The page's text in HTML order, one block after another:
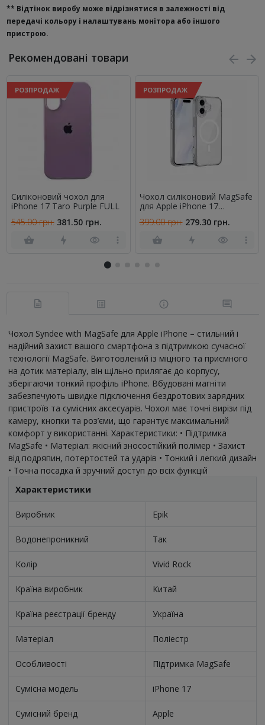
** Відтінок виробу може відрізнятися в залежності від
передачі кольору і налаштувань монітора або іншого
пристрою.
Рекомендовані товари
РОЗПРОДАЖ
Силіконовий чохол для
iPhone 17 Taro Purple FULL
545.00 грн. 381.50 грн.
РОЗПРОДАЖ
Чохол силіконовий MagSafe
для Apple iPhone 17
399.00 грн. 279.30 грн.
Чохол Syndee with MagSafe для Apple iPhone – стильний і
надійний захист вашого смартфона з підтримкою сучасної
технології MagSafe. Виготовлений із міцного та приємного
на дотик матеріалу, він щільно прилягає до корпусу,
зберігаючи тонкий профіль iPhone. Вбудовані магніти
забезпечують швидке підключення бездротових зарядних
пристроїв та сумісних аксесуарів. Чохол має точні вирізи під
камеру, кнопки та роз’єми, що гарантує максимальний
комфорт у використанні. Характеристики: • Підтримка
MagSafe • Матеріал: якісний зносостійкий полімер • Захист
від подряпин, потертостей та ударів • Тонкий і легкий дизайн
• Точна посадка й зручний доступ до всіх функцій
Характеристики
Виробник Epik
Водонепроникний Так
Колір Vivid Rock
Країна виробник Китай
Країна реєстрації бренду Україна
Матеріал Поліестр
Особливості Підтримка MagSafe
Сумісна модель iPhone 17
Сумісний бренд Apple